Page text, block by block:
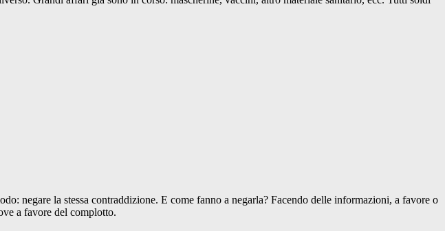
negare la stessa contraddizione. E come fanno a negarla? Facendo delle informazioni, a favore o
a favore del complotto.